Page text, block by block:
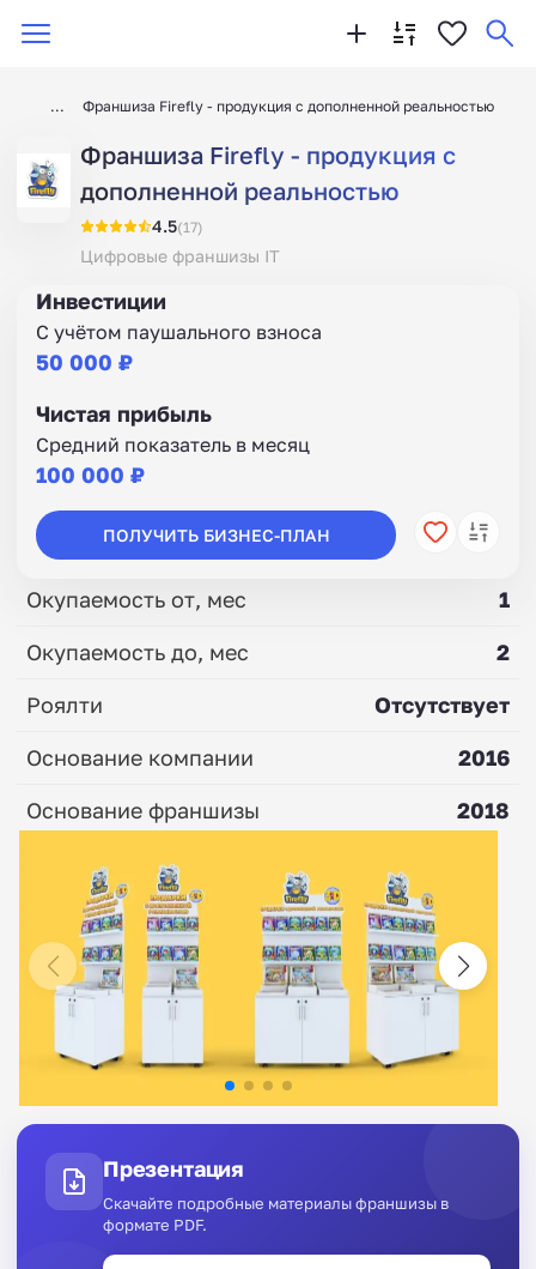
Франшиза Firefly - продукция с дополненной реальностью
Франшиза Firefly - продукция с
дополненной реальностью
4.5(17)
Цифровые франшизы IT
Инвестиции
С учётом паушального взноса
50 000 ₽
Чистая прибыль
Средний показатель в месяц
100 000 ₽
ПОЛУЧИТЬ БИЗНЕС-ПЛАН
Окупаемость от, мес
1
Окупаемость до, мес
2
Роялти
Отсутствует
Основание компании
2016
Основание франшизы
2018
Презентация
Скачайте подробные материалы франшизы в
формате PDF.